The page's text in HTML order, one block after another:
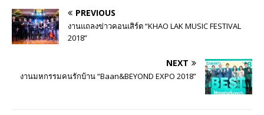
PREVIOUS
งานแถลงข่าวคอนเสิร์ต “KHAO LAK MUSIC FESTIVAL
2018”
NEXT
งานมหกรรมคนรักบ้าน “Baan&BEYOND EXPO 2018”